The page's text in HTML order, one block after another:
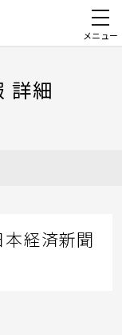
メニュー
詳細
経済新聞